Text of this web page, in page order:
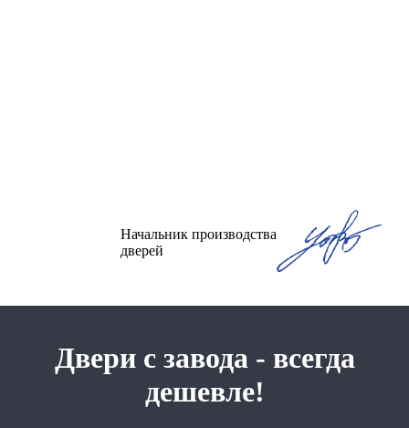
Начальник производства
дверей
Двери с завода - всегда
дешевле!